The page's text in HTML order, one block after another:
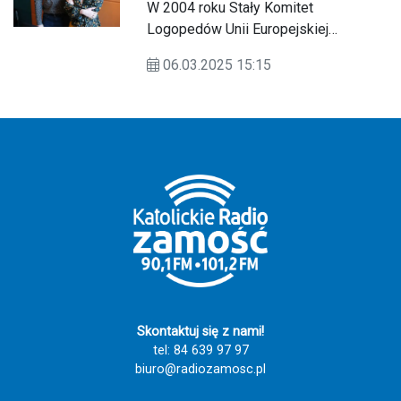
W 2004 roku Stały Komitet
Logopedów Unii Europejskiej
Logopedy. W Polsce jest on
celem jest zwiększenie świadomości
pracy nad poprawną wymową i
zaburzeniami komunikacyjnymi.
06.03.2025 15:15
Skontaktuj się z nami!
tel: 84 639 97 97
biuro@radiozamosc.pl